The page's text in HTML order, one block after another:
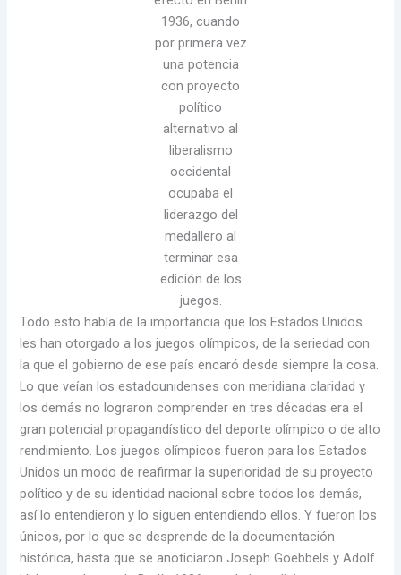
1936, cuando
por primera vez
una potencia
con proyecto
político
alternativo al
liberalismo
occidental
ocupaba el
liderazgo del
medallero al
terminar esa
edición de los
juegos.
Todo esto habla de la importancia que los Estados Unidos
les han otorgado a los juegos olímpicos, de la seriedad con
la que el gobierno de ese país encaró desde siempre la cosa.
Lo que veían los estadounidenses con meridiana claridad y
los demás no lograron comprender en tres décadas era el
gran potencial propagandístico del deporte olímpico o de alto
rendimiento. Los juegos olímpicos fueron para los Estados
Unidos un modo de reafirmar la superioridad de su proyecto
político y de su identidad nacional sobre todos los demás,
así lo entendieron y lo siguen entendiendo ellos. Y fueron los
únicos, por lo que se desprende de la documentación
histórica, hasta que se anoticiaron Joseph Goebbels y Adolf